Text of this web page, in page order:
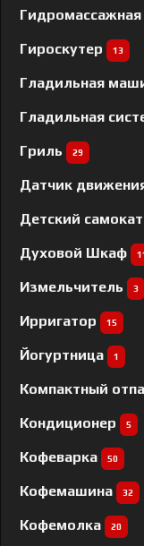
Гироскутер 13
Гладильная
Гладильная
Гриль 29
Датчик
Детский
Духовой Шкаф
Измельчитель 3
Ирригатор 15
Йогуртница 1
Компактный
Кондиционер 5
Кофеварка 50
Кофемашина 32
Кофемолка 20